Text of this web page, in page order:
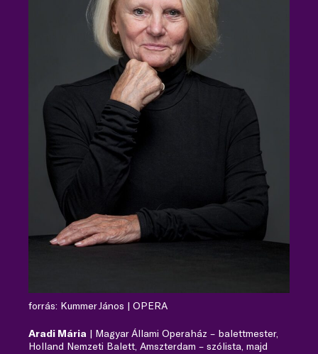
forrás: Kummer János | OPERA
Aradi Mária | Magyar Állami Operaház – balettmester,
Holland Nemzeti Balett, Amszterdam – szólista, majd